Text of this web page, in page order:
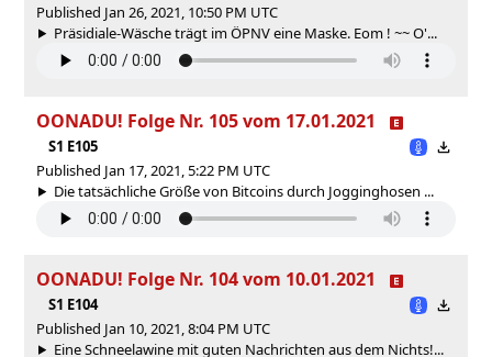
Published Jan 26, 2021, 10:50 PM UTC
Präsidiale-Wäsche trägt im ÖPNV eine Maske. Eom ! ~~ O'...
OONADU! Folge Nr. 105 vom 17.01.2021
S1 E105
Published Jan 17, 2021, 5:22 PM UTC
Die tatsächliche Größe von Bitcoins durch Jogginghosen ...
OONADU! Folge Nr. 104 vom 10.01.2021
S1 E104
Published Jan 10, 2021, 8:04 PM UTC
Eine Schneelawine mit guten Nachrichten aus dem Nichts!...